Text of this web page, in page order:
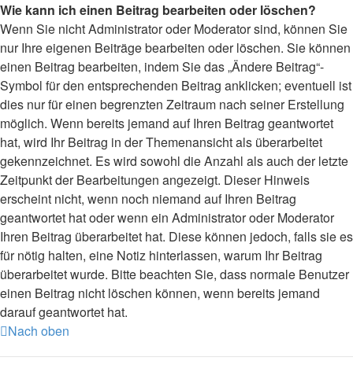
Wie kann ich einen Beitrag bearbeiten oder löschen?
Wenn Sie nicht Administrator oder Moderator sind, können Sie
nur Ihre eigenen Beiträge bearbeiten oder löschen. Sie können
einen Beitrag bearbeiten, indem Sie das „Ändere Beitrag“-
Symbol für den entsprechenden Beitrag anklicken; eventuell ist
dies nur für einen begrenzten Zeitraum nach seiner Erstellung
möglich. Wenn bereits jemand auf Ihren Beitrag geantwortet
hat, wird Ihr Beitrag in der Themenansicht als überarbeitet
gekennzeichnet. Es wird sowohl die Anzahl als auch der letzte
Zeitpunkt der Bearbeitungen angezeigt. Dieser Hinweis
erscheint nicht, wenn noch niemand auf Ihren Beitrag
geantwortet hat oder wenn ein Administrator oder Moderator
Ihren Beitrag überarbeitet hat. Diese können jedoch, falls sie es
für nötig halten, eine Notiz hinterlassen, warum Ihr Beitrag
überarbeitet wurde. Bitte beachten Sie, dass normale Benutzer
einen Beitrag nicht löschen können, wenn bereits jemand
darauf geantwortet hat.
Nach oben